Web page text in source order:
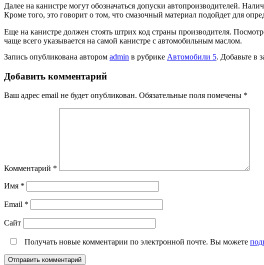
Далее на канистре могут обозначаться допуски автопроизводителей.
Кроме того, это говорит о том, что смазочный материал подойдет для
Еще на канистре должен стоять штрих код страны производителя.
чаще всего указывается на самой канистре с автомобильным маслом.
Запись опубликована автором admin в рубрике Автомобили 5. Добавьте в
Добавить комментарий
Ваш адрес email не будет опубликован. Обязательные поля помечены *
Комментарий *
Имя *
Email *
Сайт
Получать новые комментарии по электронной почте. Вы можете